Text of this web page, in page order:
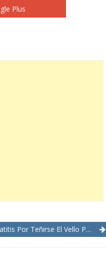
Plus
Por Teñirse El Vello Púbico